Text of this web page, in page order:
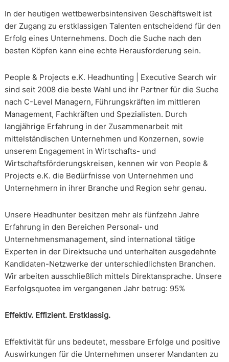
In der heutigen wettbewerbsintensiven Geschäftswelt ist
der Zugang zu erstklassigen Talenten entscheidend für den
Erfolg eines Unternehmens. Doch die Suche nach den
besten Köpfen kann eine echte Herausforderung sein.
People & Projects e.K. Headhunting | Executive Search wir
sind seit 2008 die beste Wahl und ihr Partner für die Suche
nach C-Level Managern, Führungskräften im mittleren
Management, Fachkräften und Spezialisten. Durch
langjährige Erfahrung in der Zusammenarbeit mit
mittelständischen Unternehmen und Konzernen, sowie
unserem Engagement in Wirtschafts- und
Wirtschaftsförderungskreisen, kennen wir von People &
Projects e.K. die Bedürfnisse von Unternehmen und
Unternehmern in ihrer Branche und Region sehr genau.
Unsere Headhunter besitzen mehr als fünfzehn Jahre
Erfahrung in den Bereichen Personal- und
Unternehmensmanagement, sind international tätige
Experten in der Direktsuche und unterhalten ausgedehnte
Kandidaten-Netzwerke der unterschiedlichsten Branchen.
Wir arbeiten ausschließlich mittels Direktansprache. Unsere
Eerfolgsquotee im vergangenen Jahr betrug: 95%
Effektiv. Effizient. Erstklassig.
Effektivität für uns bedeutet, messbare Erfolge und positive
Auswirkungen für die Unternehmen unserer Mandanten zu